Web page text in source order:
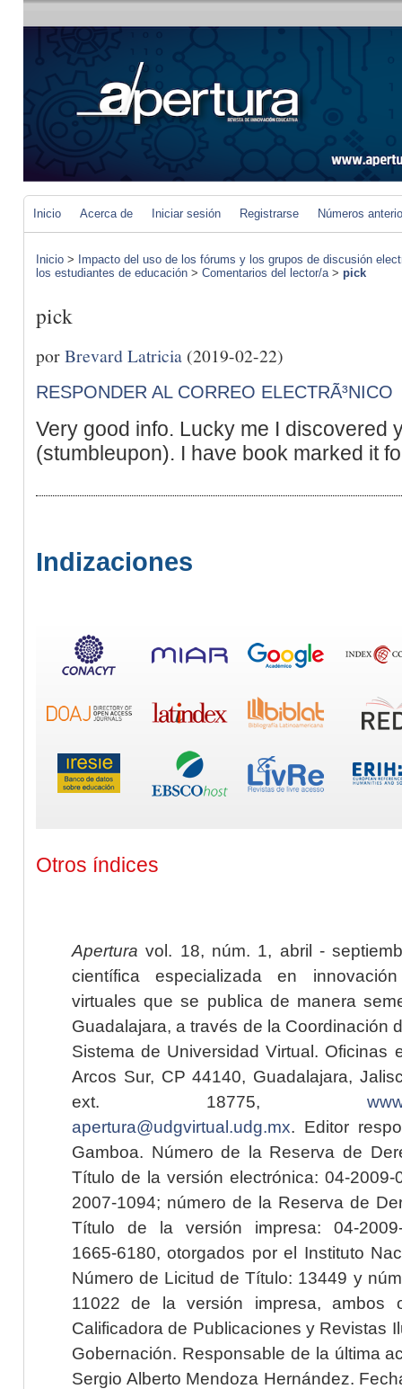
Inicio Acerca de Iniciar sesión Registrarse Números
Inicio > Impacto del uso de los fórums y los grupos de discusión
los estudiantes de educación > Comentarios del lector/a> pick
pick
porBrevard Latricia (2019-02-22)
RESPONDER AL CORREO ELECTRÃ³NICO
Very good info. Lucky me I discovered
(stumbleupon). I have book marked it
Indizaciones
Otros índices
Apertura vol. 18, núm. 1, abril -
científica especializada en
virtuales que se publica de manera
Guadalajara, a través de la Coordinación
Sistema de Universidad Virtual. Oficinas
Arcos Sur, CP 44140, Guadalajara,
ext. 18775,
apertura@udgvirtual.udg.mx. Editor
Gamboa. Número de la Reserva de
Título de la versión electrónica: 04-2009-
2007-1094; número de la Reserva de
Título de la versión impresa: 04-2009-
1665-6180, otorgados por el Instituto
Número de Licitud de Título: 13449 y
11022 de la versión impresa, ambos
Calificadora de Publicaciones y Revistas
Gobernación. Responsable de la última
Sergio Alberto Mendoza Hernández.